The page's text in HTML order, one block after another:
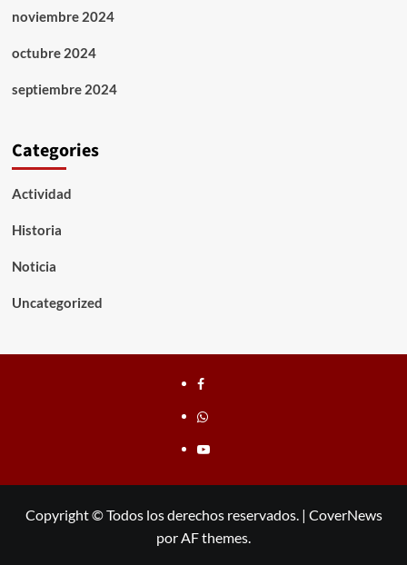
noviembre 2024
octubre 2024
septiembre 2024
Categories
Actividad
Historia
Noticia
Uncategorized
Facebook
whatsapp
youtube
Copyright © Todos los derechos reservados. | CoverNews
por AF themes.